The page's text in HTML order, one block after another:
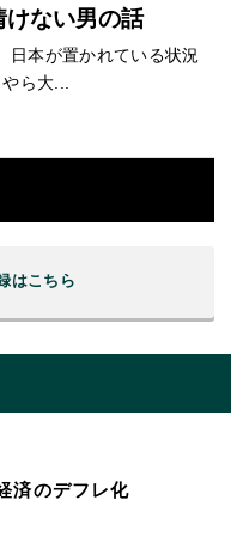
けない男の話
日本が置かれている状況
やら大...
はこちら
済のデフレ化